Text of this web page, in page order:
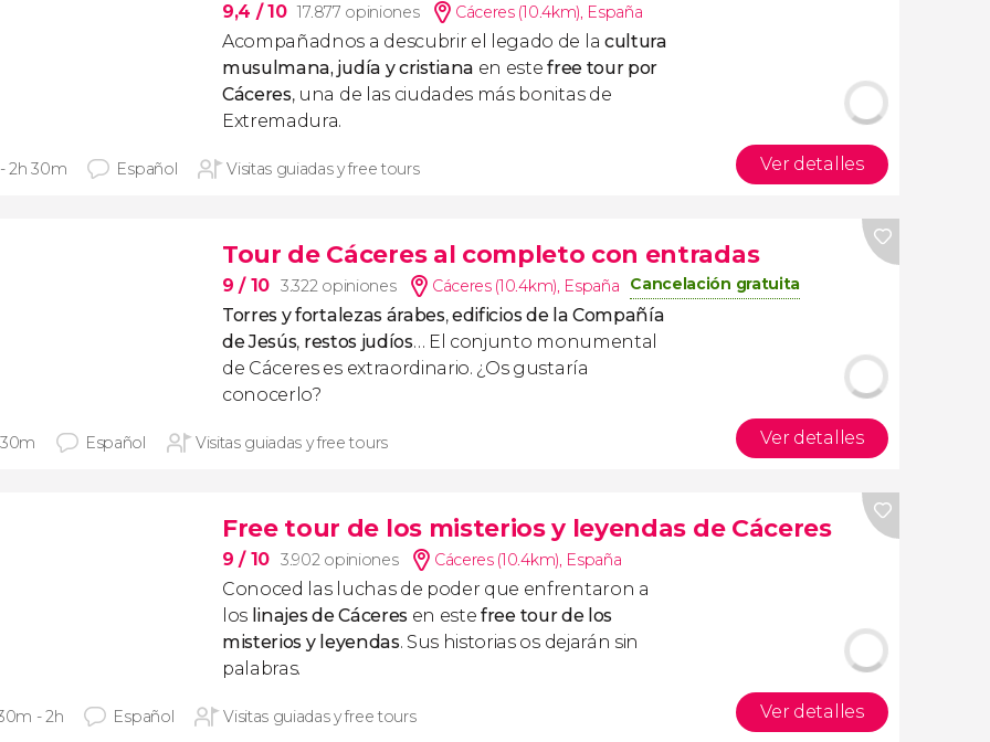
9,4 / 10 17.877 opiniones Cáceres (10.4km), España
Acompañadnos a descubrir el legado de la cultura
musulmana, judía y cristiana en estefree tour por
Cáceres, una de las ciudades más bonitas de
Extremadura.
2h 30m Español Visitas guiadas y free tours Ver detalles
Tour de Cáceres al completo con entradas
9/ 10 3.322 opiniones Cáceres (10.4km), España Cancelación gratuita
Torres y fortalezas árabes,edificios de la Compañía
de Jesús, restos judíos… El conjunto monumental
de Cáceres es extraordinario. ¿Os gustaría
conocerlo?
Español Visitas guiadas y free tours Ver detalles
Free tour de los misterios y leyendas de Cáceres
9/ 10 3.902 opiniones Cáceres (10.4km), España
Conoced las luchas de poder que enfrentaron a
los linajes de Cáceresen estefree tour de los
misterios y leyendas. Sus historias os dejarán sin
palabras.
- 2h Español Visitas guiadas y free tours Ver detalles